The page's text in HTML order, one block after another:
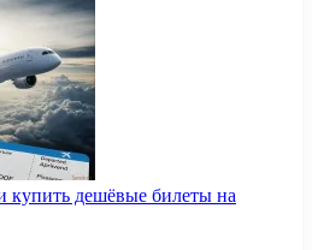
купить дешёвые билеты на